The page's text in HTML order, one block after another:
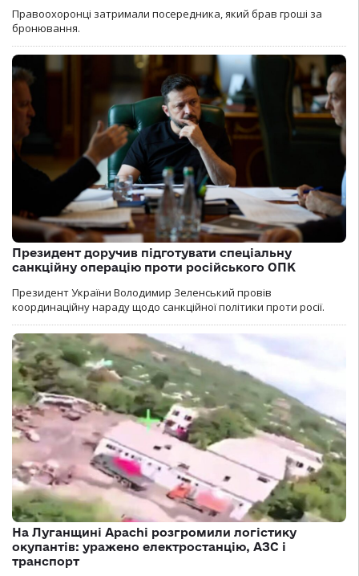
Правоохоронці затримали посередника, який брав гроші за
бронювання.
Президент доручив підготувати спеціальну
санкційну операцію проти російського ОПК
Президент України Володимир Зеленський провів
координаційну нараду щодо санкційної політики проти росії.
На Луганщині Apachi розгромили логістику
окупантів: уражено електростанцію, АЗС і
транспорт